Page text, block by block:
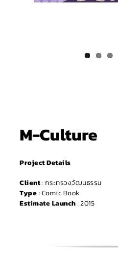
M-Culture
Project Details
Client: กระทรวงวัฒนธรรม
Type: Comic Book
Estimate Launch: 2015